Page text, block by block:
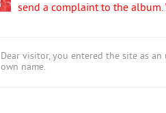
send a complaint to the
Dear visitor, you entered the site as an
own name.